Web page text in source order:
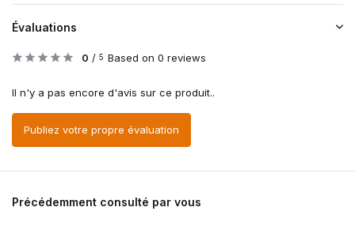
Évaluations
0 / 5 Based on 0 reviews
Il n'y a pas encore d'avis sur ce produit..
Publiez votre propre évaluation
Précédemment consulté par vous